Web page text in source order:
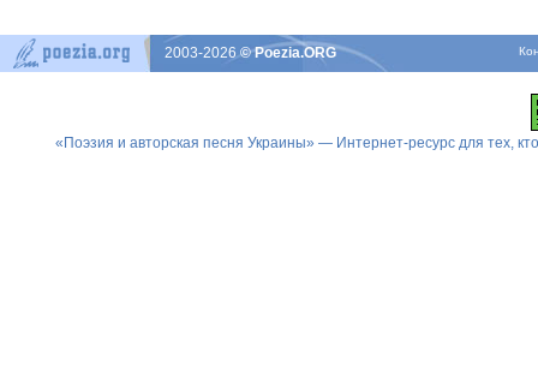
2003-2026© Poezia.ORG
«Поэзия и авторская песня Украины» — Интернет-ресурс для тех,